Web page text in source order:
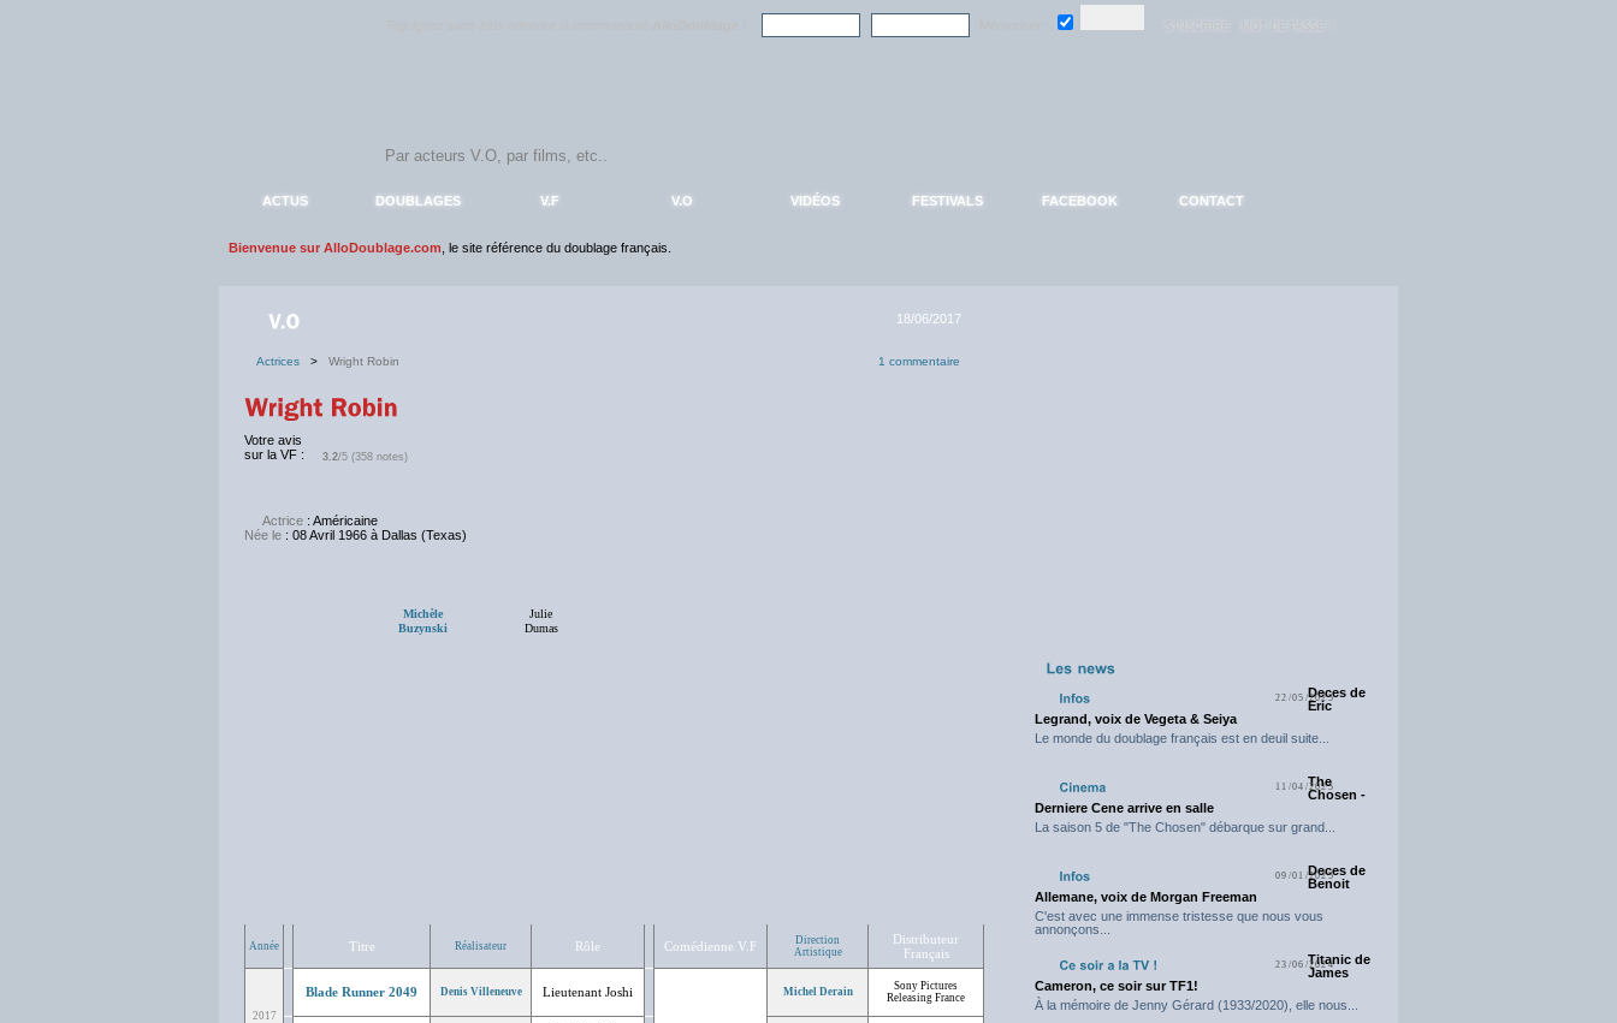
ACTUS DOUBLAGES V.F V.O VIDÉOS FESTIVALS FACEBOOK CONTACT
Bienvenue sur AlloDoublage.com , le site référence du doublage français.
18/06/2017
Actrices > Wright Robin 1 commentaire
Votre avis
sur la VF :
3.2/5 (358 notes)
Actrice : Américaine
Née le : 08 Avril 1966 à Dallas (Texas)
Michèle
Buzynski
Julie
Dumas
Année Titre Réalisateur Rôle Comédienne V.F
Direction
Artistique
Distributeur
Français
2017
Blade Runner 2049 Denis Villeneuve Lieutenant Joshi Michel Derain
Sony Pictures
Releasing France
22/05/2025Deces de
Eric
Legrand, voix de Vegeta & Seiya
Le monde du doublage français est en deuil suite...
11/04/2025
The
Chosen -
Derniere Cene arrive en salle
La saison 5 de "The Chosen" débarque sur grand...
09/01/2025Deces de
Benoit
Allemane, voix de Morgan Freeman
C'est avec une immense tristesse que nous vous
annonçons...
23/06/2024Titanic de
James
Cameron, ce soir sur TF1!
À la mémoire de Jenny Gérard (1933/2020), elle nous...